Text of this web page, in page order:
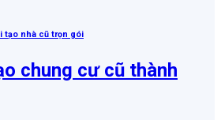
tạo nhà cũ trọn gói
chung cư cũ thành